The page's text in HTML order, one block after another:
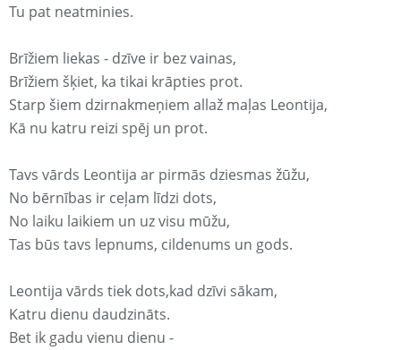
Tu pat neatminies.
Brīžiem liekas - dzīve ir bez vainas,
Brīžiem šķiet, ka tikai krāpties prot.
Starp šiem dzirnakmeņiem allaž maļas Leontija,
Kā nu katru reizi spēj un prot.
Tavs vārds Leontija ar pirmās dziesmas žūžu,
No bērnības ir ceļam līdzi dots,
No laiku laikiem un uz visu mūžu,
Tas būs tavs lepnums, cildenums un gods.
Leontija vārds tiek dots,kad dzīvi sākam,
Katru dienu daudzināts.
Bet ik gadu vienu dienu -